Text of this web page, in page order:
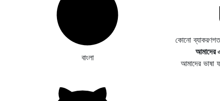
বাংলা
কোনো
আমাদের
আমাদের ভাষা